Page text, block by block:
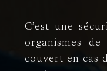
C’est une
organismes
couvert en cas